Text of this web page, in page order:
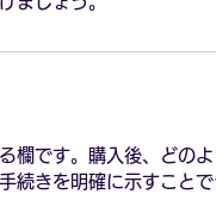
欄です。購入後、どの
続きを明確に示すこと